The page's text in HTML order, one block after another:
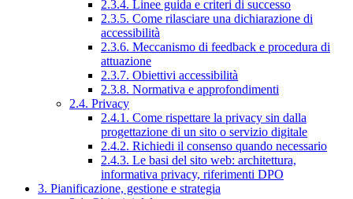
2.3.4. Linee guida e criteri di successo
2.3.5. Come rilasciare una dichiarazione di
accessibilità
2.3.6. Meccanismo di feedback e procedura di
attuazione
2.3.7. Obiettivi accessibilità
2.3.8. Normativa e approfondimenti
2.4. Privacy
2.4.1. Come rispettare la privacy sin dalla
progettazione di un sito o servizio digitale
2.4.2. Richiedi il consenso quando necessario
2.4.3. Le basi del sito web: architettura,
informativa privacy, riferimenti DPO
3. Pianificazione, gestione e strategia